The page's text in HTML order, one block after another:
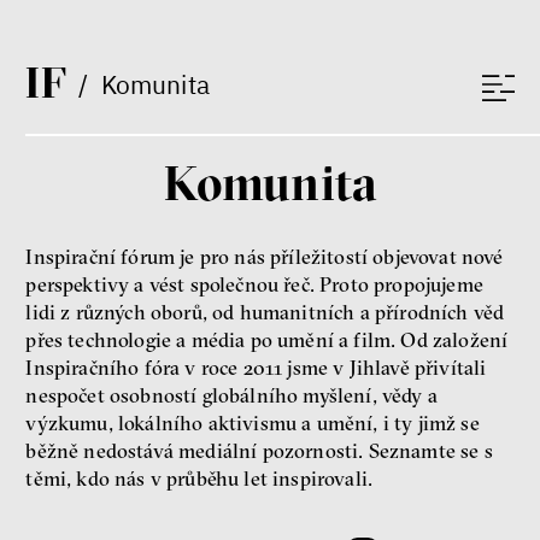
IF/ Komunita
Nehrajeme o to, jaké peníze
budeme mít, ale čí budou, říká
ekonom Palanský
Miroslav Palanský, Petr Bittner
rozhovor
Komunita
Inspirační fórum je pro nás příležitostí objevovat nové
perspektivy a vést společnou řeč. Proto propojujeme
lidi z různých oborů, od humanitních a přírodních věd
přes technologie a média po umění a film. Od založení
Inspiračního fóra v roce 2011 jsme v Jihlavě přivítali
nespočet osobností globálního myšlení, vědy a
výzkumu, lokálního aktivismu a umění, i ty jimž se
běžně nedostává mediální pozornosti. Seznamte se s
těmi, kdo nás v průběhu let inspirovali.